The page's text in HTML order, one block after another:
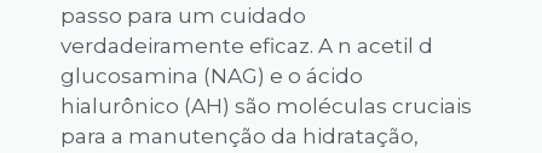
passo para um cuidado
verdadeiramente eficaz. A n acetil d
glucosamina (NAG) e o ácido
hialurônico (AH) são moléculas cruciais
para a manutenção da hidratação,